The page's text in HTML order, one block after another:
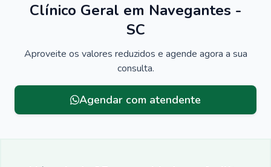
Clínico Geral em Navegantes -
SC
Aproveite os valores reduzidos e agende agora a sua
consulta.
Agendar com atendente